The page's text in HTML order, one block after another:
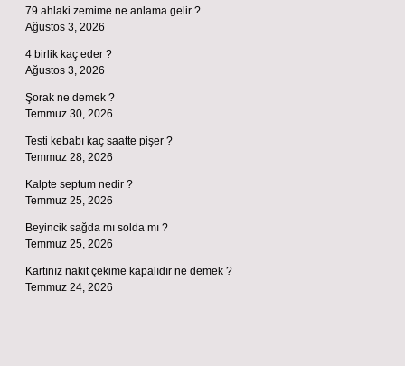
79 ahlaki zemime ne anlama gelir ?
Ağustos 3, 2026
4 birlik kaç eder ?
Ağustos 3, 2026
Şorak ne demek ?
Temmuz 30, 2026
Testi kebabı kaç saatte pişer ?
Temmuz 28, 2026
Kalpte septum nedir ?
Temmuz 25, 2026
Beyincik sağda mı solda mı ?
Temmuz 25, 2026
Kartınız nakit çekime kapalıdır ne demek ?
Temmuz 24, 2026